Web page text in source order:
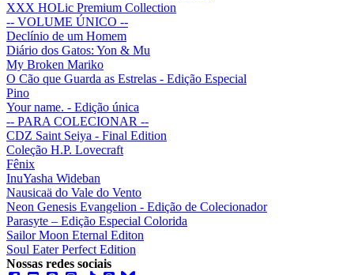
XXX HOLic Premium Collection
-- VOLUME ÚNICO --
Declínio de um Homem
Diário dos Gatos: Yon & Mu
My Broken Mariko
O Cão que Guarda as Estrelas - Edição Especial
Pino
Your name. - Edição única
-- PARA COLECIONAR --
CDZ Saint Seiya - Final Edition
Coleção H.P. Lovecraft
Fênix
InuYasha Wideban
Nausicaä do Vale do Vento
Neon Genesis Evangelion - Edição de Colecionador
Parasyte – Edição Especial Colorida
Sailor Moon Eternal Editon
Soul Eater Perfect Edition
Nossas redes sociais